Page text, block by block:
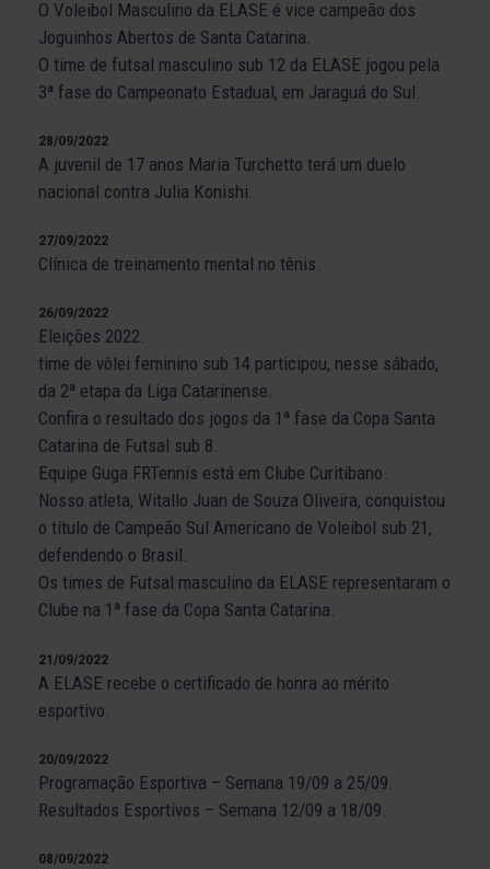
O Voleibol Masculino da ELASE é vice campeão dos
Joguinhos Abertos de Santa Catarina.
O time de futsal masculino sub 12 da ELASE jogou pela
3ª fase do Campeonato Estadual, em Jaraguá do Sul.
28/09/2022
A juvenil de 17 anos Maria Turchetto terá um duelo
nacional contra Julia Konishi.
27/09/2022
Clínica de treinamento mental no tênis.
26/09/2022
Eleições 2022.
time de vôlei feminino sub 14 participou, nesse sábado,
da 2ª etapa da Liga Catarinense.
Confira o resultado dos jogos da 1ª fase da Copa Santa
Catarina de Futsal sub 8.
Equipe Guga FRTennis está em Clube Curitibano.
Nosso atleta, Witallo Juan de Souza Oliveira, conquistou
o título de Campeão Sul Americano de Voleibol sub 21,
defendendo o Brasil.
Os times de Futsal masculino da ELASE representaram o
Clube na 1ª fase da Copa Santa Catarina.
21/09/2022
A ELASE recebe o certificado de honra ao mérito
esportivo.
20/09/2022
Programação Esportiva – Semana 19/09 a 25/09.
Resultados Esportivos – Semana 12/09 a 18/09.
08/09/2022